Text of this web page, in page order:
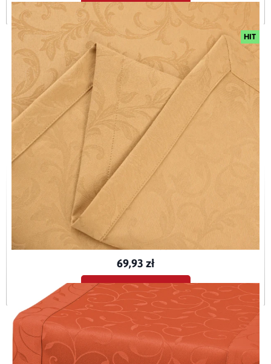
Dodaj do koszyka
HIT
Bieżnik plamoodporny Ares złoty O5
BIE-ARE-ZŁO-O5
69,93 zł
Dodaj do koszyka